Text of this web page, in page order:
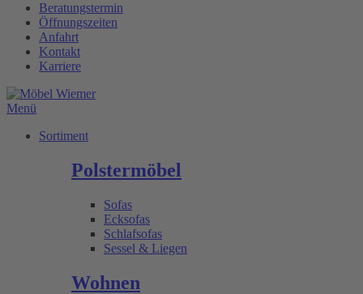
Inhalt
wechseln
Beratungstermin
Öffnungszeiten
Anfahrt
Kontakt
Karriere
Menü
Sortiment
Polstermöbel
Sofas
Ecksofas
Schlafsofas
Sessel & Liegen
Wohnen